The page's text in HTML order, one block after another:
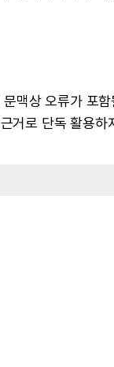
맥상 오류가 포
거로 단독 활용하